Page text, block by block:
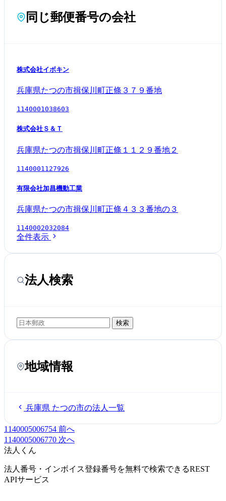
同じ郵便番号の会社
株式会社イボキン
兵庫県たつの市揖保川町正條３７９番地
1140001038603
株式会社Ｓ＆Ｔ
兵庫県たつの市揖保川町正條１１２９番地２
1140001127926
有限会社加昌機動工業
兵庫県たつの市揖保川町正條４３３番地の３
1140002032084
全件表示
法人検索
検索
地域情報
兵庫県 たつの市の法人一覧
1140005006754 前へ
1140005006770 次へ
法人くん
法人番号・インボイス登録番号を無料で検索できるREST
APIサービス